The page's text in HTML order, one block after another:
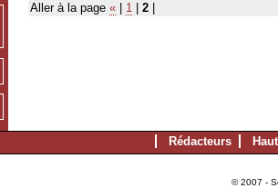
Aller à la page « 1 2
Rédacteurs
© 2007 -